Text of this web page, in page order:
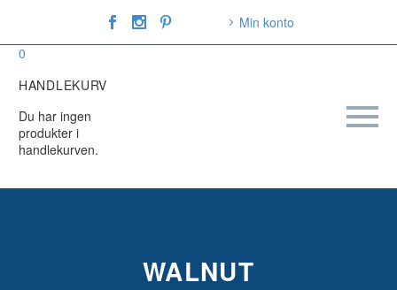
Min konto
0
HANDLEKURV
Du har ingen
produkter i
handlekurven.
WALNUT